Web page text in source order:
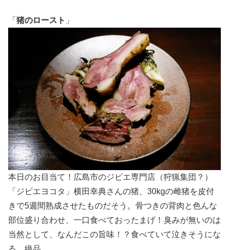
「 猪のロースト 」
本日のお目当て！広島市のジビエ専門店（狩猟集団？）
「ジビエヨコタ」横田幸典さんの猪、30kgの雌猪を皮付
きで5週間熟成させたものだそう。骨つきの背肉と色んな
部位盛り合わせ、一口食べておったまげ！臭みが無いのは
当然として、なんだこの旨味！？食べていて泣きそうにな